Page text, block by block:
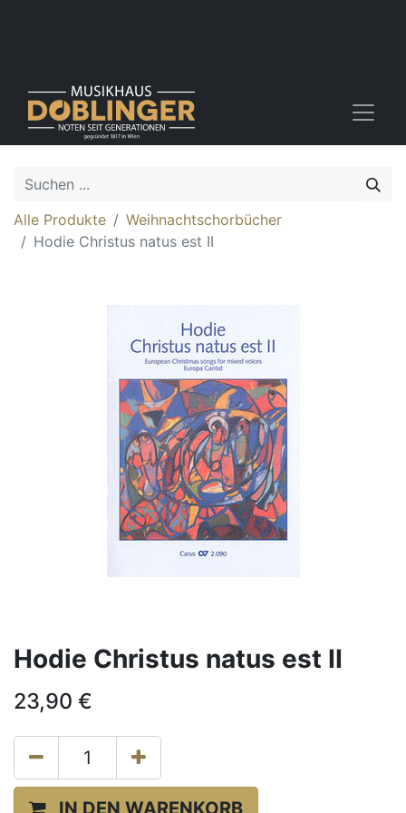
Alle Produkte
Weihnachtschorbücher
Hodie Christus natus est II
Hodie Christus natus est II
23,90 €
IN DEN WARENKORB